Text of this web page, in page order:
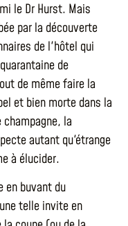
le Dr Hurst. Mais
par la découverte
de l'hôtel qui
de
de même faire la
et bien morte dans la
la
autant qu'étrange
à élucider.
en buvant du
telle invite en